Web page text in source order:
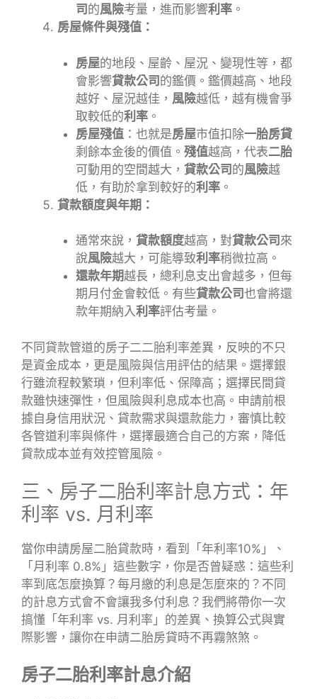
司 的風險考量，進而影響利率。
房屋條件與殘值：
房屋的地段、屋齡、屋況、變現性等，都
會影響貸款公司 的鑑價。鑑價越高、地段
越好、屋況越佳， 風險越低，越有機會爭
取較低的利率。
房屋殘值：也就是房屋市值扣除一胎房貸
剩餘本金後的價值。 殘值越高，代表二胎
可動用的空間越大， 貸款公司 的風險越
低，有助於拿到較好的利率。
貸款額度與年期：
通常來說， 貸款額度越高，對貸款公司 來
說風險越大，可能導致利率稍微拉高。
還款年期越長，總利息支出會越多，但每
期月付金會較低。有些貸款公司也會將還
款年期納入利率評估考量。
不同貸款管道的房子二二胎利率差異，反映的不只
是資金成本，更是風險與信用評估的結果。選擇銀
行雖流程較繁瑣，但利率低、保障高；選擇民間貸
款雖快速彈性，但風險與利息成本也高。申請前根
據自身信用狀況、貸款需求與還款能力，審慎比較
各管道利率與條件，選擇最適合自己的方案，降低
貸款成本並有效控管風險。
三、房子二胎利率計息方式：年
利率 vs. 月利率
當你申請房屋二胎貸款時，看到「年利率10%」、
「月利率 0.8%」這些數字，你是否曾疑惑：這些利
率到底怎麼換算？每月繳的利息是怎麼來的？不同
的計息方式會不會讓我多付利息？我們將帶你一次
搞懂「年利率 vs. 月利率」的差異、換算公式與實
際影響，讓你在申請二胎房貸時不再霧煞煞。
房子二胎利率計息介紹